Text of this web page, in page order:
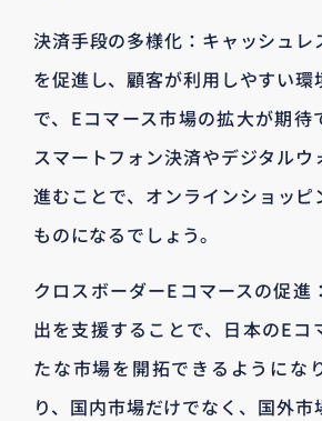
決済手段の多様化：キャッシュレ
を促進し、顧客が利用しやすい環
で、Eコマース市場の拡大が期待
スマートフォン決済やデジタルウ
進むことで、オンラインショッピ
ものになるでしょう。
クロスボーダーEコマースの促進
出を支援することで、日本のEコ
たな市場を開拓できるようにな
り、国内市場だけでなく、国外市